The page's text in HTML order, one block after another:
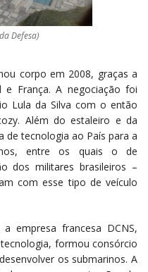
Defesa)
corpo em 2008, graças a
França. A negociação foi
Lula da Silva com o então
Além do estaleiro e da
de tecnologia ao País para a
entre os quais o de
dos militares brasileiros –
com esse tipo de veículo
empresa francesa DCNS,
formou consórcio
os submarinos. A